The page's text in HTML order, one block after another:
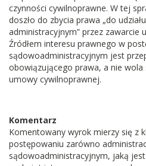
czynności cywilnoprawne. W tej
doszło do zbycia prawa „do
administracyjnym” przez zawarcie
Źródłem interesu prawnego w
sądowoadministracyjnym jest
obowiązującego prawa, a nie
umowy cywilnoprawnej.
Komentarz
Komentowany wyrok mierzy się z
postępowaniu zarówno
sądowoadministracyjnym, jaką